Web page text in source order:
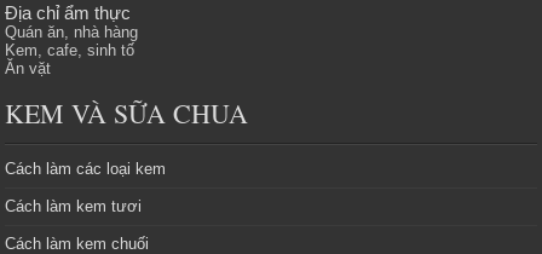
Địa chỉ ẩm thực
Quán ăn, nhà hàng
Kem, cafe, sinh tố
Ăn vặt
KEM VÀ SỮA CHUA
Cách làm các loại kem
Cách làm kem tươi
Cách làm kem chuối